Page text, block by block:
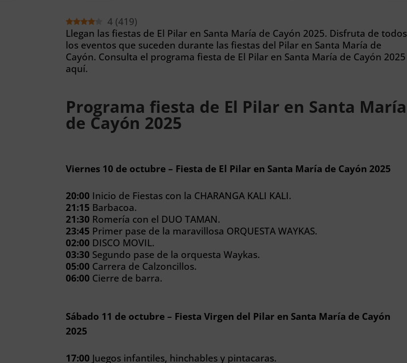
4 (419)
Llegan las fiestas de El Pilar en Santa María de Cayón 2025. Disfruta de todos
los eventos que suceden durante las fiestas del Pilar en Santa María de
Cayón. Consulta el programa fiesta de El Pilar en Santa María de Cayón 2025
aquí.
Programa fiesta de El Pilar en Santa María
de Cayón 2025
Viernes 10 de octubre – Fiesta de El Pilar en Santa María de Cayón 2025
20:00 Inicio de Fiestas con la CHARANGA KALI KALI.
21:15 Barbacoa.
21:30 Romería con el DUO TAMAN.
23:45 Primer pase de la maravillosa ORQUESTA WAYKAS.
02:00 DISCO MOVIL.
03:30 Segundo pase de la orquesta Waykas.
05:00 Carrera de Calzoncillos.
06:00 Cierre de barra.
Sábado 11 de octubre – Fiesta Virgen del Pilar en Santa María de Cayón
2025
17:00 Juegos infantiles, hinchables y pintacaras.